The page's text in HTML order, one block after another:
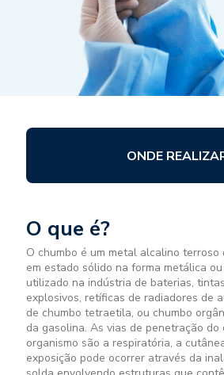
ONDE
O que é?
O chumbo é um metal alcalino terroso
em estado sólido na forma metálica
utilizado na indústria de baterias,
explosivos, retíficas de radiadores de
de chumbo tetraetila, ou chumbo
da gasolina. As vias de penetração do
organismo são a respiratória, a
exposição pode ocorrer através da